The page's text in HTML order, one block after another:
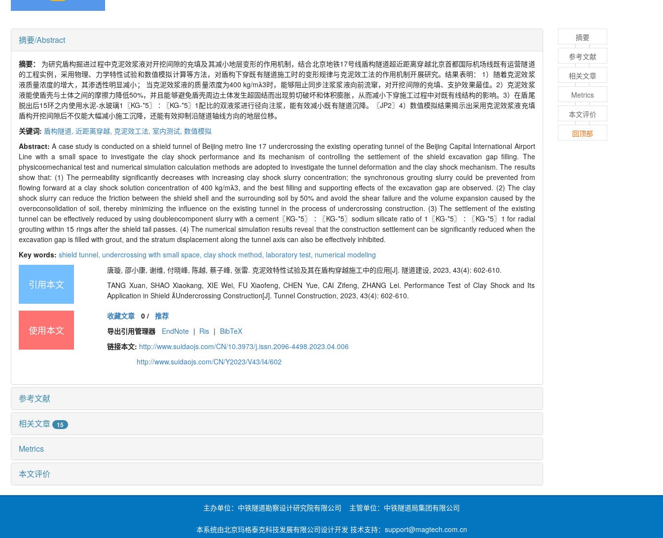
摘要/Abstract
摘要： 为研究盾构掘进过程中克泥效浆液对开挖间隙的充填及其减小地层变形的作用机制，结合北京地铁17号线盾构隧道超近距离穿越北京首都国际机场线既有运营隧道
的工程实例，采用物理、力学特性试验和数值模拟计算等方法，对盾构下穿既有隧道施工时的变形规律与克泥效工法的作用机制开展研究。结果表明：
1）随着克泥效浆
液质量浓度的增大，其渗透性明显减小； 当克泥效浆液的质量浓度为400 kg/m3时，能够阻止同步注浆浆液向前流窜，对开挖间隙的充填、支护效果最佳。 2）克泥效浆
液能使盾壳与土体之间的摩擦力降低50%，并且能够避免盾壳周边土体发生超固结而出现剪切破坏和体积膨胀，从而减小下穿施工过程中对既有线结构的影响。3）在盾尾
脱出后15环之内使用水泥-水玻璃1 〖KG-*5〗∶〖KG-*5〗 1配比的双液浆进行径向注浆，能有效减小既有隧道沉降。〖JP2〗 4）数值模拟结果揭示出采用克泥效浆液充填
盾构开挖间隙后不仅能大幅减小施工沉降，还能有效抑制沿隧道轴线方向的地层位移。
关键词: 盾构隧道, 近距离穿越, 克泥效工法, 室内测试, 数值模拟
Abstract:A case study is conducted on a shield tunnel of Beijing metro line 17 undercrossing the existing operating tunnel of the Beijing Capital International Airport
Line with a small space to investigate the clay shock performance and its mechanism of controlling the settlement of the shield excavation gap filling. The
physicomechanical test and numerical simulation calculation methods are adopted to investigate the tunnel deformation and the clay shock mechanism. The results
show that: (1) The permeability significantly decreases with increasing clay shock slurry concentration; the synchronous grouting slurry could be prevented from
flowing forward at a clay shock solution concentration of 400 kg/m3, and the best filling and supporting effects of the excavation gap are observed. (2) The clay
shock slurry can reduce the friction between the shield shell and the surrounding soil by 50% and avoid the shear failure and the volume expansion caused by the
overconsolidation of soil, thereby minimizing the influence on the existing tunnel in the process of undercrossing construction. (3) The settlement of the existing
tunnel can be effectively reduced by using doublecomponent slurry with a cement 〖KG-*5〗∶〖KG-*5〗 sodium silicate ratio of 1 〖KG-*5〗∶〖KG-*5〗 1 for radial
grouting within 15 rings after the shield tail passes. (4) The numerical simulation results reveal that the construction settlement can be significantly reduced when the
excavation gap is filled with grout, and the stratum displacement along the tunnel axis can also be effectively inhibited.
Key words: shield tunnel, undercrossing with small space, clay shock method, laboratory test, numerical modeling
引用本文
唐璇, 邵小康, 谢维, 付晓峰, 陈越, 蔡子峰, 张雷. 克泥效特性试验及其在盾构穿越施工中的应用[J]. 隧道建设, 2023, 43(4): 602-610.
TANG Xuan, SHAO Xiaokang, XIE Wei, FU Xiaofeng, CHEN Yue, CAI Zifeng, ZHANG Lei. Performance Test of Clay Shock and Its
Application in Shield Undercrossing Construction[J]. Tunnel Construction, 2023, 43(4): 602-610.
使用本文
收藏文章 0/ 推荐
导出引用管理器
EndNote | Ris | BibTeX
链接本文: http://www.suidaojs.com/CN/10.3973/j.issn.2096-4498.2023.04.006
http://www.suidaojs.com/CN/Y2023/V43/I4/602
参考文献
相关文章 15
Metrics
本文评价
摘要
参考文献
相关文章
Metrics
本文评价
回顶部
主办单位：中铁隧道勘察设计研究院有限公司 主管单位：中铁隧道局集团有限公司
本系统由北京玛格泰克科技发展有限公司设计开发 技术支持：support@magtech.com.cn